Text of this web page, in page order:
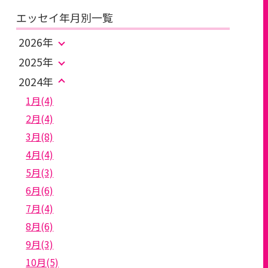
エッセイ年月別一覧
2026年
2025年
2024年
1月(4)
2月(4)
3月(8)
4月(4)
5月(3)
6月(6)
7月(4)
8月(6)
9月(3)
10月(5)